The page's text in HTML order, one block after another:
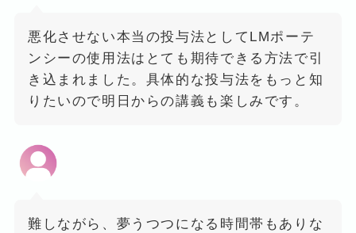
悪化させない本当の投与法としてLMポーテ
ンシーの使用法はとても期待できる方法で引
き込まれました。具体的な投与法をもっと知
りたいので明日からの講義も楽しみです。
難しながら、夢うつつになる時間帯もありな